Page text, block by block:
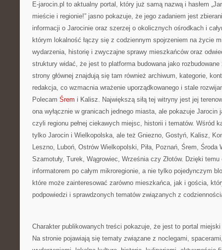
E-jarocin.pl to aktualny portal, który już samą nazwą i hasłem
mieście i regionie!” jasno pokazuje, że jego zadaniem jest
informacji o Jarocinie oraz szerzej o okolicznych ośrodkach i
którym lokalność łączy się z codziennym spojrzeniem na życie
wydarzenia, historię i zwyczajne sprawy mieszkańców oraz
struktury widać, że jest to platforma budowana jako rozbudowane
strony głównej znajdują się tam również archiwum, kategorie,
redakcja, co wzmacnia wrażenie uporządkowanego i stale
Polecam Śrem i Kalisz. Największą siłą tej witryny jest jej
ona wyłącznie w granicach jednego miasta, ale pokazuje Jarocin
czyli regionu pełnej ciekawych miejsc, historii i tematów. Wśród
tylko Jarocin i Wielkopolska, ale też Gniezno, Gostyń, Kalisz,
Leszno, Luboń, Ostrów Wielkopolski, Piła, Poznań, Śrem, Środa
Szamotuły, Turek, Wągrowiec, Września czy Złotów. Dzięki
informatorem po całym mikroregionie, a nie tylko pojedynczym
które może zainteresować zarówno mieszkańca, jak i gościa,
podpowiedzi i sprawdzonych tematów związanych z
Charakter publikowanych treści pokazuje, że jest to portal
Na stronie pojawiają się tematy związane z noclegami,